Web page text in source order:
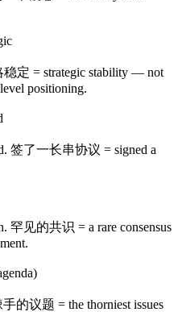
稳定 = strategic stability — not
positioning.
签了一长串协议 = signed a
罕见的共识 = a rare consensus
的议题 = the thorniest issues